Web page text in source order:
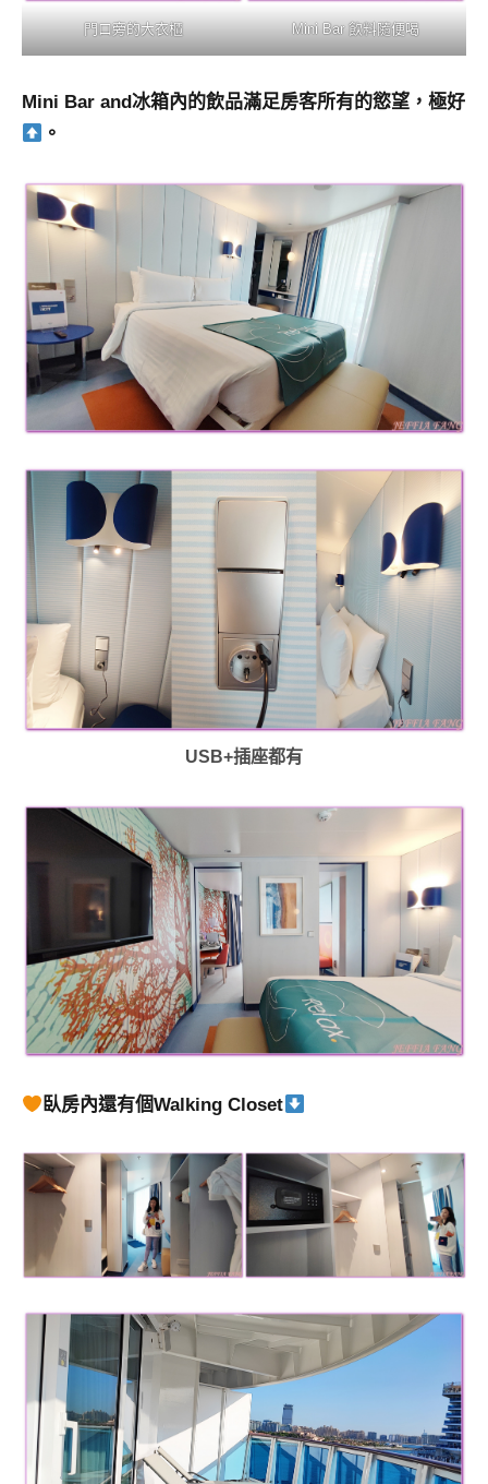
門口旁的大衣櫃 Mini Bar 飲料隨便喝
Mini Bar and冰箱內的飲品滿足房客所有的慾望，極好
。
USB+插座都有
臥房內還有個Walking Closet